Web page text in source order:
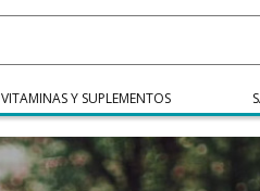
VITAMINAS Y SUPLEMENTOS